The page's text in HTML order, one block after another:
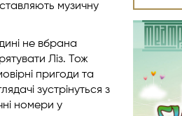
музичну
не вбрана
Ліз. Тож
пригоди та
зустрінуться з
номери у